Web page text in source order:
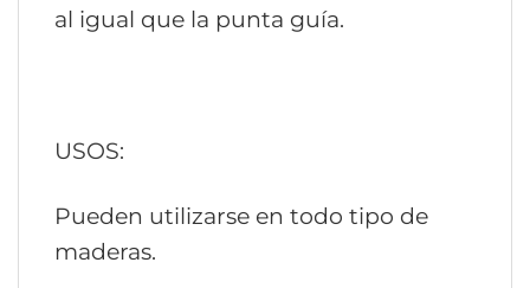
al igual que la punta guía.
USOS:
Pueden utilizarse en todo tipo de
maderas.